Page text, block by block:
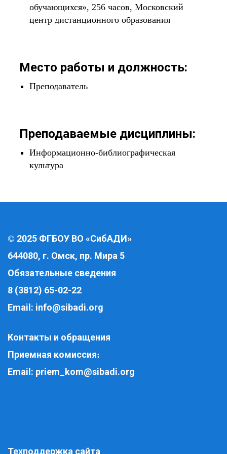
обучающихся», 256 часов, Московский
центр дистанционного образования
Место работы и должность:
Преподаватель
Преподаваемые дисциплины:
Информационно-библиографическая
культура
© 2025 ФГБОУ ВО «СибАДИ»
644080, г. Омск, пр. Мира 5
Обязательные сведения
8 (3812) 65-02-22
Email: info@sibadi.org
Контакты и обращения
Приемная комиссия:
Email: priem_kom@sibadi.org
Техподдержка сайта